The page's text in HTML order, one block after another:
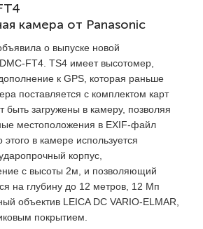
камера от Panasonic
о выпуске новой
FT4. TS4 имеет высотомер,
к GPS, которая раньше
поставляется с комплектом карт
быть загружены в камеру, позволяя
местоположения в EXIF-файл
в камере используется
корпус,
с высоты 2м, и позволяющий
на глубину до 12 метров, 12 Мп
объектив LEICA DC VARIO-ELMAR,
покрытием.